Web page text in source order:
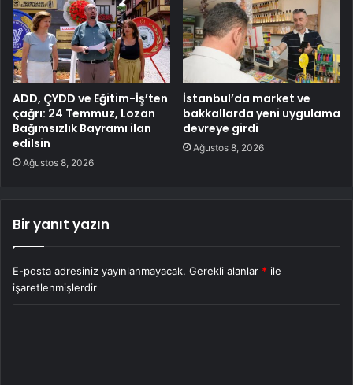
ADD, ÇYDD ve Eğitim-İş’ten
çağrı: 24 Temmuz, Lozan
Bağımsızlık Bayramı ilan
edilsin
Ağustos 8, 2026
İstanbul’da market ve
bakkallarda yeni uygulama
devreye girdi
Ağustos 8, 2026
Bir yanıt yazın
E-posta adresiniz yayınlanmayacak. Gerekli alanlar * ile
işaretlenmişlerdir